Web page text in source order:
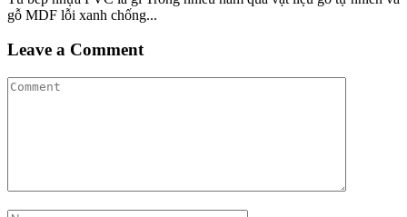
gỗ MDF lỗi xanh chống...
Leave a Comment